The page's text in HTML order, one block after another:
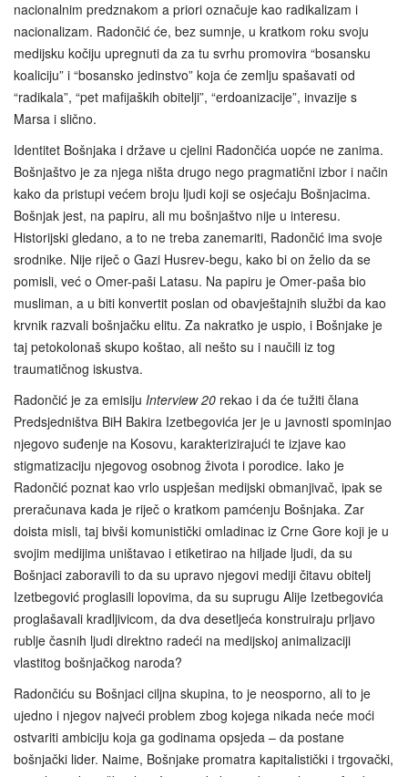
nacionalnim predznakom a priori označuje kao radikalizam i
nacionalizam. Radončić će, bez sumnje, u kratkom roku svoju
medijsku kočiju upregnuti da za tu svrhu promovira “bosansku
koaliciju” i “bosansko jedinstvo” koja će zemlju spašavati od
“radikala”, “pet mafijaških obitelji”, “erdoanizacije”, invazije s
Marsa i slično.
Identitet Bošnjaka i države u cjelini Radončića uopće ne zanima.
Bošnjaštvo je za njega ništa drugo nego pragmatični izbor i način
kako da pristupi većem broju ljudi koji se osjećaju Bošnjacima.
Bošnjak jest, na papiru, ali mu bošnjaštvo nije u interesu.
Historijski gledano, a to ne treba zanemariti, Radončić ima svoje
srodnike. Nije riječ o Gazi Husrev-begu, kako bi on želio da se
pomisli, već o Omer-paši Latasu. Na papiru je Omer‑paša bio
musliman, a u biti konvertit poslan od obavještajnih službi da kao
krvnik razvali bošnjačku elitu. Za nakratko je uspio, i Bošnjake je
taj petokolonaš skupo koštao, ali nešto su i naučili iz tog
traumatičnog iskustva.
Radončić je za emisiju Interview 20 rekao i da će tužiti člana
Predsjedništva BiH Bakira Izetbegovića jer je u javnosti spominjao
njegovo suđenje na Kosovu, karakterizirajući te izjave kao
stigmatizaciju njegovog osobnog života i porodice. Iako je
Radončić poznat kao vrlo uspješan medijski obmanjivač, ipak se
preračunava kada je riječ o kratkom pamćenju Bošnjaka. Zar
doista misli, taj bivši komunistički omladinac iz Crne Gore koji je u
svojim medijima uništavao i etiketirao na hiljade ljudi, da su
Bošnjaci zaboravili to da su upravo njegovi mediji čitavu obitelj
Izetbegović proglasili lopovima, da su suprugu Alije Izetbegovića
proglašavali kradljivicom, da dva desetljeća konstruiraju prljavo
rublje časnih ljudi direktno radeći na medijskoj animalizaciji
vlastitog bošnjačkog naroda?
Radončiću su Bošnjaci ciljna skupina, to je neosporno, ali to je
ujedno i njegov najveći problem zbog kojega nikada neće moći
ostvariti ambiciju koja ga godinama opsjeda – da postane
bošnjački lider. Naime, Bošnjake promatra kapitalistički i trgovački,